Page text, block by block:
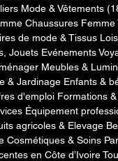
Mode & Vêtements
Chaussures Femme
de mode & Tissus
Jouets Evénements
Meubles &
& Jardinage Enfants &
d'emploi Formations
Équipement
agricoles & Elevage
& Soins
en Côte d’Ivoire